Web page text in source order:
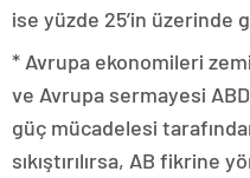
ise yüzde 25’in üzerinde
* Avrupa ekonomileri
ve Avrupa sermayesi
güç mücadelesi
sıkıştırılırsa, AB fikrine